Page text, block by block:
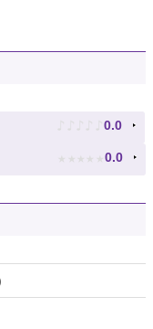
♪ ♪ ♪ ♪ ♪ 0.0
★ ★ ★ ★ ★ 0.0